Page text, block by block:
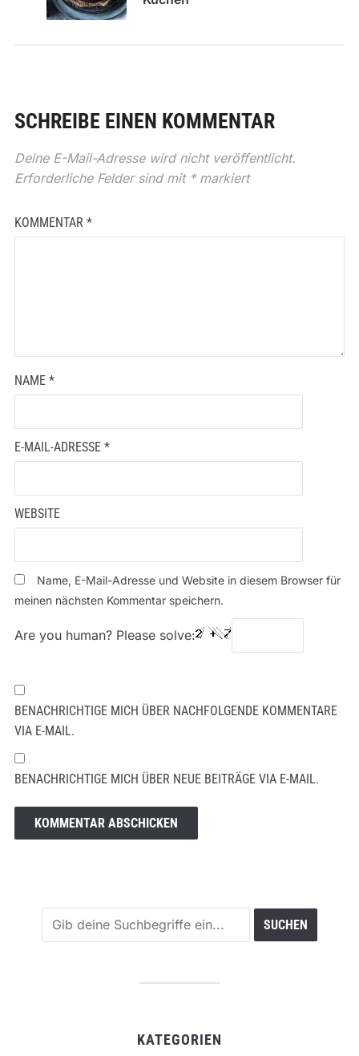
SCHREIBE EINEN KOMMENTAR
Deine E-Mail-Adresse wird nicht veröffentlicht.
Erforderliche Felder sind mit *markiert
KOMMENTAR *
NAME *
E-MAIL-ADRESSE *
WEBSITE
Name, E-Mail-Adresse und Website in diesem Browser für
meinen nächsten Kommentar speichern.
Are you human? Please solve:
BENACHRICHTIGE MICH ÜBER NACHFOLGENDE KOMMENTARE
VIA E-MAIL.
BENACHRICHTIGE MICH ÜBER NEUE BEITRÄGE VIA E-MAIL.
KATEGORIEN